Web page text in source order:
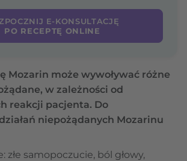
E-KONSULTACJĘ
PO RECEPTĘ ONLINE
Mozarin może wywoływać różne
w zależności od
reakcji pacjenta. Do
niepożądanych Mozarinu
złe samopoczucie, ból głowy,